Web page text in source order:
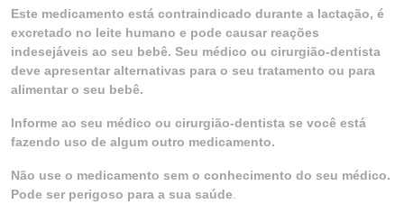
Este medicamento está contraindicado durante a lactação, é
excretado no leite humano e pode causar reações
indesejáveis ao seu bebê. Seu médico ou cirurgião-dentista
deve apresentar alternativas para o seu tratamento ou para
alimentar o seu bebê.
Informe ao seu médico ou cirurgião-dentista se você está
fazendo uso de algum outro medicamento.
Não use o medicamento sem o conhecimento do seu médico.
Pode ser perigoso para a sua saúde